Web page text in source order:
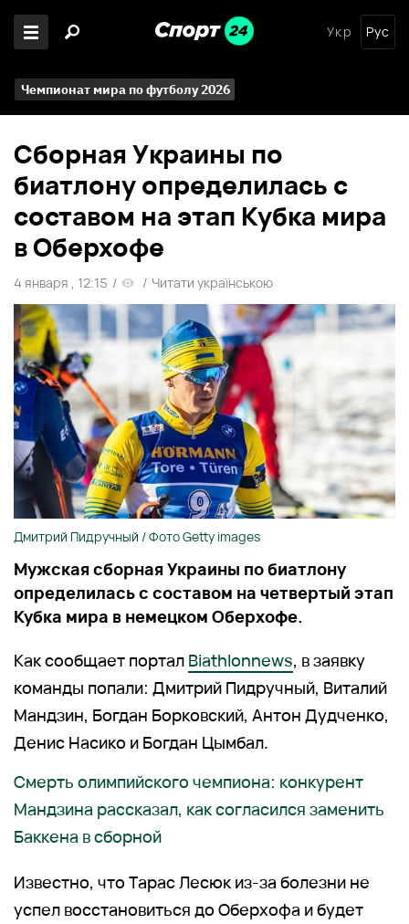
Укр Рус
Чемпионат мира по футболу 2026
Сборная Украины по
биатлону определилась с
составом на этап Кубка мира
в Оберхофе
4 января , 12:15 / / Читати українською
Дмитрий Пидручный / Фото Getty images
Мужская сборная Украины по биатлону
определилась с составом на четвертый этап
Кубка мира в немецком Оберхофе.
Как сообщает портал Biathlonnews, в заявку
команды попали: Дмитрий Пидручный, Виталий
Мандзин, Богдан Борковский, Антон Дудченко,
Денис Насико и Богдан Цымбал.
Смерть олимпийского чемпиона: конкурент
Мандзина рассказал, как согласился заменить
Баккена в сборной
Известно, что Тарас Лесюк из-за болезни не
успел восстановиться до Оберхофа и будет